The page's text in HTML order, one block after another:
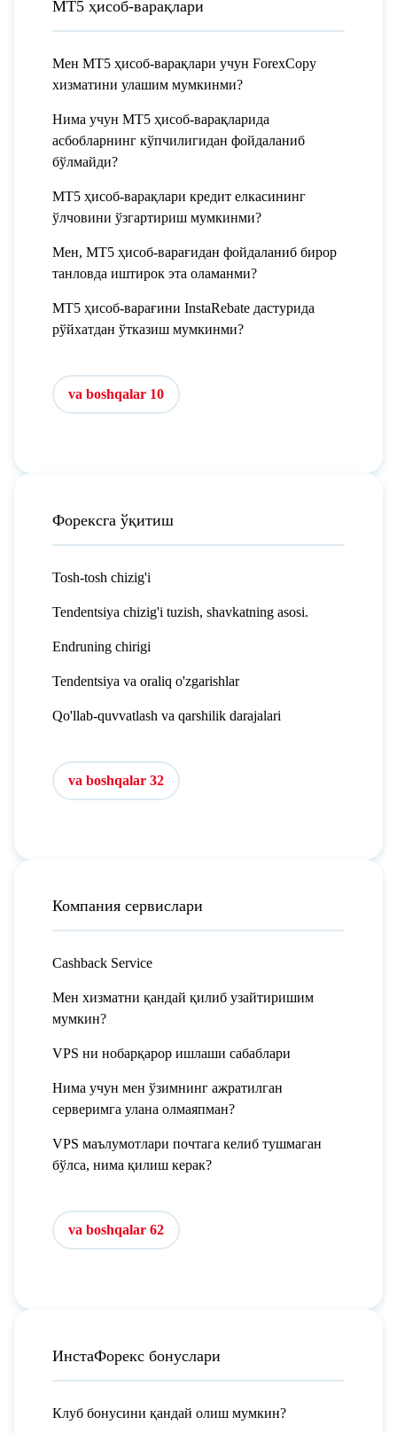
MT5 ҳисоб-варақлари
Мен МТ5 ҳисоб-варақлари учун ForexCopy
хизматини улашим мумкинми?
Нима учун МТ5 ҳисоб-варақларида
асбобларнинг кўпчилигидан фойдаланиб
бўлмайди?
МТ5 ҳисоб-варақлари кредит елкасининг
ўлчовини ўзгартириш мумкинми?
Мен, МТ5 ҳисоб-варағидан фойдаланиб бирор
танловда иштирок эта оламанми?
МТ5 ҳисоб-варағини InstaRebate дастурида
рўйхатдан ўтказиш мумкинми?
va boshqalar 10
Форексга ўқитиш
Tosh-tosh chizig'i
Tendentsiya chizig'i tuzish, shavkatning asosi.
Endruning chirigi
Tendentsiya va oraliq o'zgarishlar
Qo'llab-quvvatlash va qarshilik darajalari
va boshqalar 32
Компания сервислари
Cashback Service
Мен хизматни қандай қилиб узайтиришим
мумкин?
VPS ни нобарқарор ишлаши сабаблари
Нима учун мен ўзимнинг ажратилган
серверимга улана олмаяпман?
VPS маълумотлари почтага келиб тушмаган
бўлса, нима қилиш керак?
va boshqalar 62
ИнстаФорекс бонуслари
Клуб бонусини қандай олиш мумкин?